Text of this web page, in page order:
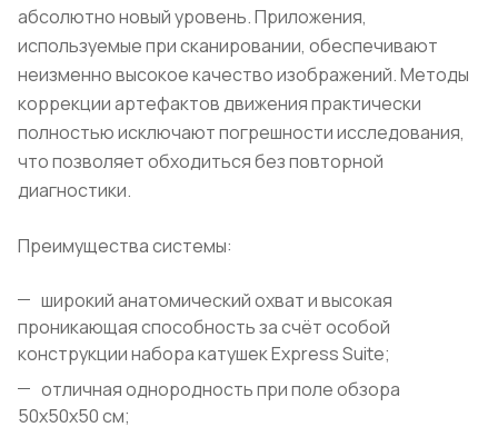
абсолютно новый уровень. Приложения,
используемые при сканировании, обеспечивают
неизменно высокое качество изображений. Методы
коррекции артефактов движения практически
полностью исключают погрешности исследования,
что позволяет обходиться без повторной
диагностики.
Преимущества системы:
широкий анатомический охват и высокая
проникающая способность за счёт особой
конструкции набора катушек Express Suite;
отличная однородность при поле обзора
50х50х50 см;